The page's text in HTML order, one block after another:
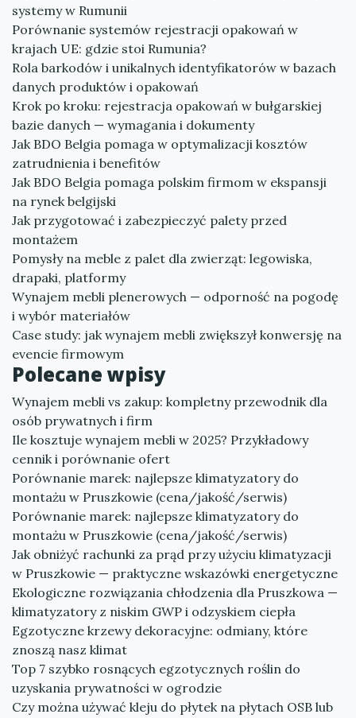
systemy w Rumunii
Porównanie systemów rejestracji opakowań w
krajach UE: gdzie stoi Rumunia?
Rola barkodów i unikalnych identyfikatorów w bazach
danych produktów i opakowań
Krok po kroku: rejestracja opakowań w bułgarskiej
bazie danych — wymagania i dokumenty
Jak BDO Belgia pomaga w optymalizacji kosztów
zatrudnienia i benefitów
Jak BDO Belgia pomaga polskim firmom w ekspansji
na rynek belgijski
Jak przygotować i zabezpieczyć palety przed
montażem
Pomysły na meble z palet dla zwierząt: legowiska,
drapaki, platformy
Wynajem mebli plenerowych — odporność na pogodę
i wybór materiałów
Case study: jak wynajem mebli zwiększył konwersję na
evencie firmowym
Polecane wpisy
Wynajem mebli vs zakup: kompletny przewodnik dla
osób prywatnych i firm
Ile kosztuje wynajem mebli w 2025? Przykładowy
cennik i porównanie ofert
Porównanie marek: najlepsze klimatyzatory do
montażu w Pruszkowie (cena/jakość/serwis)
Porównanie marek: najlepsze klimatyzatory do
montażu w Pruszkowie (cena/jakość/serwis)
Jak obniżyć rachunki za prąd przy użyciu klimatyzacji
w Pruszkowie — praktyczne wskazówki energetyczne
Ekologiczne rozwiązania chłodzenia dla Pruszkowa —
klimatyzatory z niskim GWP i odzyskiem ciepła
Egzotyczne krzewy dekoracyjne: odmiany, które
znoszą nasz klimat
Top 7 szybko rosnących egzotycznych roślin do
uzyskania prywatności w ogrodzie
Czy można używać kleju do płytek na płytach OSB lub